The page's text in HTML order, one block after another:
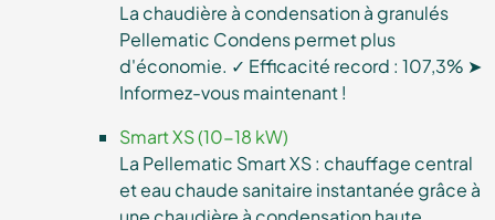
La chaudière à condensation à granulés
Pellematic Condens permet plus
d'économie. ✓ Efficacité record : 107,3% ➤
Informez-vous maintenant !
Smart XS (10-18 kW)
La Pellematic Smart XS : chauffage central
et eau chaude sanitaire instantanée grâce à